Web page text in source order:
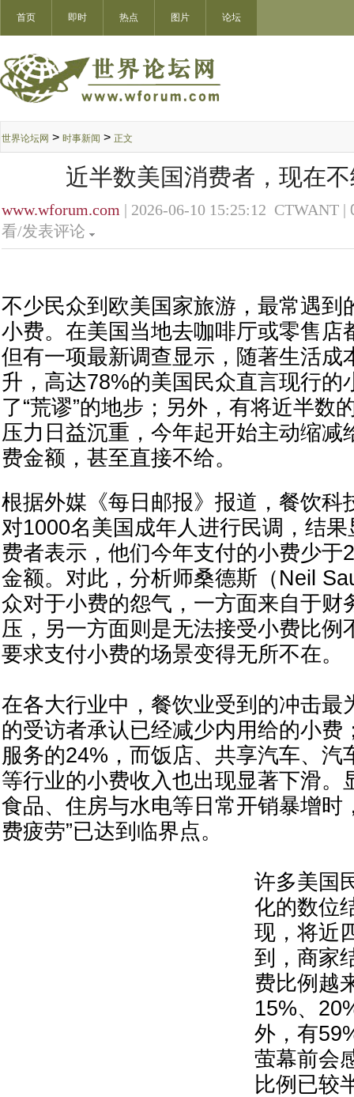
首页 即时 热点 图片 论坛
世界论坛网 > 时事新闻 > 正文
近半数美国消费者，现在
www.wforum.com | 2026-06-10 15:25:12 CTWANT |
看/发表评论
不少民众到欧美国家旅游，最常遇到
小费。在美国当地去咖啡厅或零售店
但有一项最新调查显示，随著生活成
升，高达78%的美国民众直言现行的
了“荒谬”的地步；另外，有将近半数
压力日益沉重，今年起开始主动缩减
费金额，甚至直接不给。
根据外媒《每日邮报》报道，餐饮科
对1000名美国成年人进行民调，结
费者表示，他们今年支付的小费少于
金额。对此，分析师桑德斯（Neil
众对于小费的怨气，一方面来自于财
压，另一方面则是无法接受小费比例
要求支付小费的场景变得无所不在。
在各大行业中，餐饮业受到的冲击最
的受访者承认已经减少内用给的小费
服务的24%，而饭店、共享汽车、汽
等行业的小费收入也出现显著下滑。
食品、住房与水电等日常开销暴增时
费疲劳”已达到临界点。
许多美国
化的数位
现，将近
到，商家
费比例越
15%、
外，有
萤幕前会
比例已较